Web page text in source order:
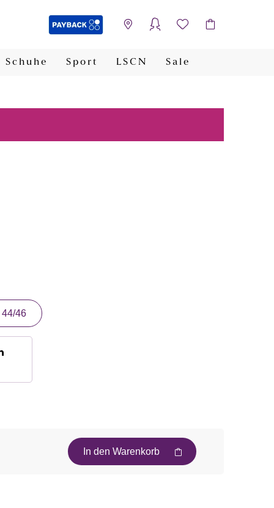
Schuhe Sport LSCN Sale
44/46
In den Warenkorb